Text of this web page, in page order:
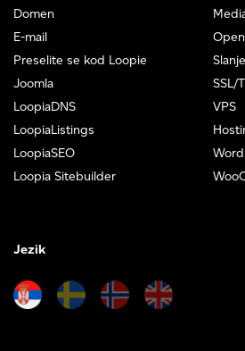
Domen
E-mail
Preselite se kod Loopie
Joomla
LoopiaDNS
LoopiaListings
LoopiaSEO
Loopia Sitebuilder
SSL/
VPS
Jezik